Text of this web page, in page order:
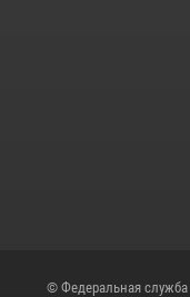
© Федеральная